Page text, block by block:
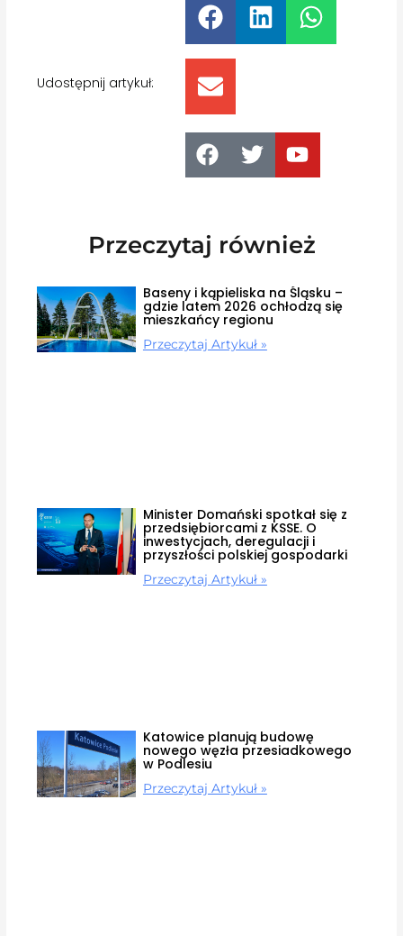
Udostępnij artykuł:
Przeczytaj również
Baseny i kąpieliska na Śląsku –
gdzie latem 2026 ochłodzą się
mieszkańcy regionu
Przeczytaj Artykuł »
Minister Domański spotkał się z
przedsiębiorcami z KSSE. O
inwestycjach, deregulacji i
przyszłości polskiej gospodarki
Przeczytaj Artykuł »
Katowice planują budowę
nowego węzła przesiadkowego
w Podlesiu
Przeczytaj Artykuł »